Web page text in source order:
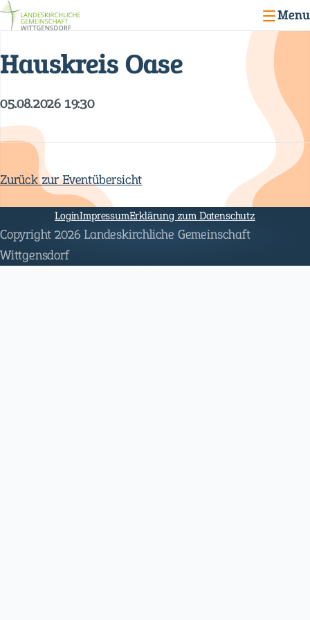
Menu
Hauskreis Oase
05.08.2026 19:30
Zurück zur Eventübersicht
überspringen
LoginImpressumErklärung zum Datenschutz
Copyright 2026 Landeskirchliche Gemeinschaft
Wittgensdorf